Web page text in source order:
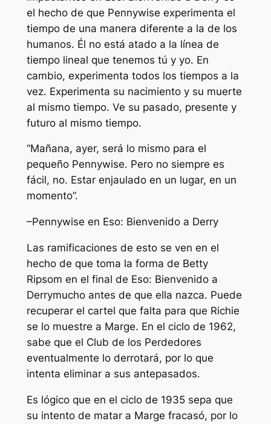
el hecho de que Pennywise experimenta el
tiempo de una manera diferente a la de los
humanos. Él no está atado a la línea de
tiempo lineal que tenemos tú y yo. En
cambio, experimenta todos los tiempos a la
vez. Experimenta su nacimiento y su muerte
al mismo tiempo. Ve su pasado, presente y
futuro al mismo tiempo.
“Mañana, ayer, será lo mismo para el
pequeño Pennywise. Pero no siempre es
fácil, no. Estar enjaulado en un lugar, en un
momento”.
–Pennywise en Eso: Bienvenido a Derry
Las ramificaciones de esto se ven en el
hecho de que toma la forma de Betty
Ripsom en el final de Eso: Bienvenido a
Derrymucho antes de que ella nazca. Puede
recuperar el cartel que falta para que Richie
se lo muestre a Marge. En el ciclo de 1962,
sabe que el Club de los Perdedores
eventualmente lo derrotará, por lo que
intenta eliminar a sus antepasados.
Es lógico que en el ciclo de 1935 sepa que
su intento de matar a Marge fracasó, por lo